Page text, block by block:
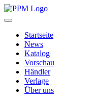
Startseite
News
Katalog
Vorschau
Händler
Verlage
Über uns